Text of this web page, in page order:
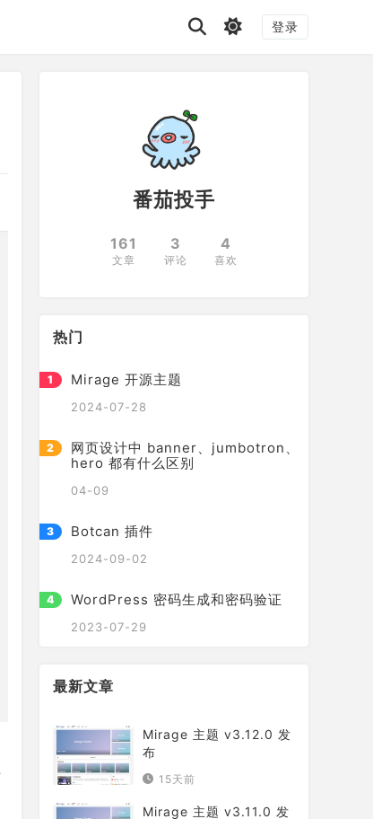
登录
番茄投手
161
文章
3
评论
4
喜欢
热门
Mirage 开源主题
2024-07-28
网页设计中 banner、jumbotron、
hero 都有什么区别
04-09
Botcan 插件
2024-09-02
WordPress 密码生成和密码验证
2023-07-29
最新文章
Mirage 主题 v3.12.0 发
布
15天前
Mirage 主题 v3.11.0 发